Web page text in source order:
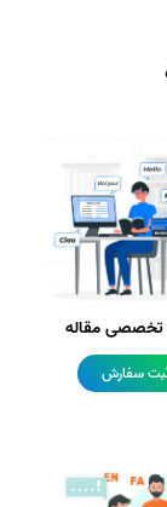
تخصصی مقاله
سفارش